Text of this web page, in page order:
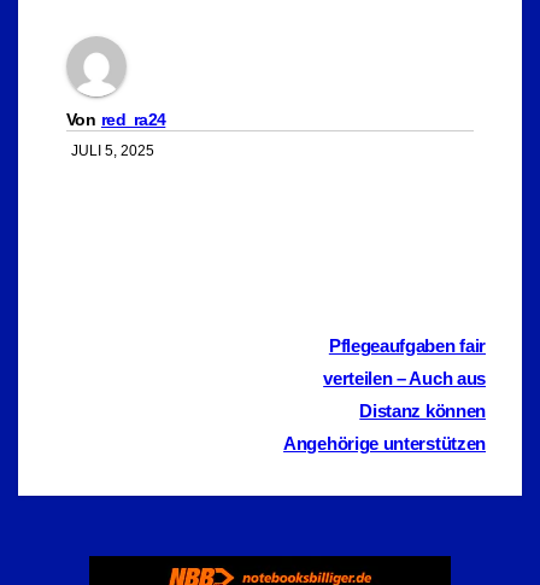
Von red_ra24
JULI 5, 2025
BeitragsnavigationPflegeaufgaben fair
verteilen – Auch aus
Distanz können
Angehörige unterstützen